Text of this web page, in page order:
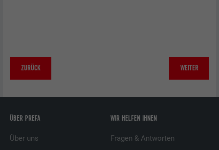
ZURÜCK WEITER
ÜBER PREFA
Über uns
WIR HELFEN IHNEN
Fragen & Antworten